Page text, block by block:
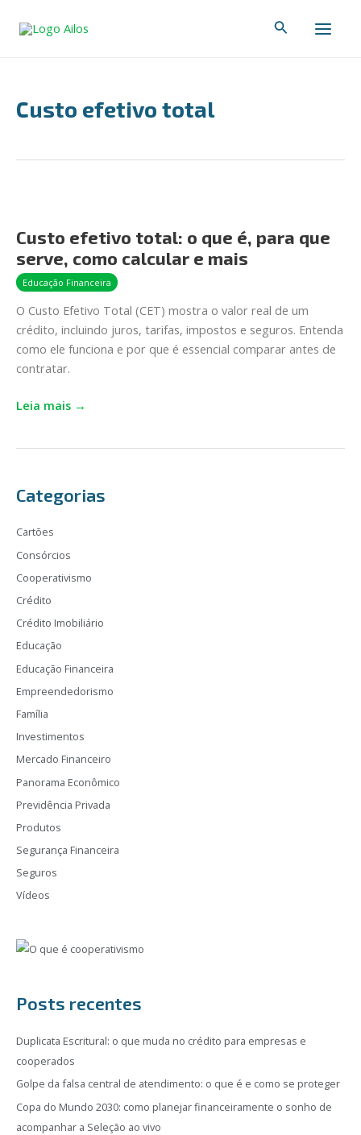
para
Pesquisar
Custo efetivo total
Custo efetivo total: o que é, para que
serve, como calcular e mais
Educação Financeira
O Custo Efetivo Total (CET) mostra o valor real de um
crédito, incluindo juros, tarifas, impostos e seguros. Entenda
como ele funciona e por que é essencial comparar antes de
contratar.
total:
o
que
é,
para
que
serve,
como
e
Leia mais →
Categorias
Cartões
Consórcios
Cooperativismo
Crédito
Crédito Imobiliário
Educação
Educação Financeira
Empreendedorismo
Família
Investimentos
Mercado Financeiro
Panorama Econômico
Previdência Privada
Produtos
Segurança Financeira
Seguros
Vídeos
Posts recentes
Duplicata Escritural: o que muda no crédito para empresas e
cooperados
Golpe da falsa central de atendimento: o que é e como se proteger
Copa do Mundo 2030: como planejar financeiramente o sonho de
acompanhar a Seleção ao vivo